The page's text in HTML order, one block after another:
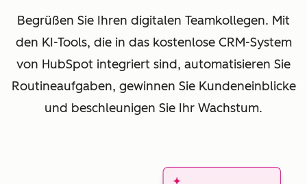
Begrüßen Sie Ihren digitalen Teamkollegen. Mit
den KI-Tools, die in das kostenlose CRM-System
von HubSpot integriert sind, automatisieren Sie
Routineaufgaben, gewinnen Sie Kundeneinblicke
und beschleunigen Sie Ihr Wachstum.